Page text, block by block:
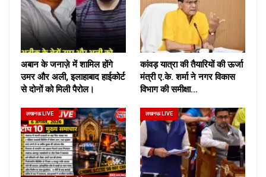
अबान के जनाज़े में शामिल होंगे
उमर और अली, इलाहाबाद हाईकोर्ट
से दोनों को मिली पैरोल।
कांवड़ यात्रा की तैयारियों की ऊर्जा
मंत्री ए.के. शर्मा ने नगर विकास
विभाग की समीक्षा…
लखनऊ LIVE लखनऊ LIVE